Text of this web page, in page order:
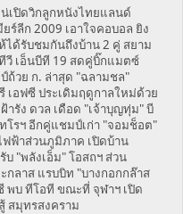
เปิดวิกลูกหนังไทยแลนด์
ยร์ลีก 2009 เอาใจคอบอล ยิง
ได้รับชมกันถึงบ้าน 2 คู่ สยาม
วี เอ็นบีที 19 สดคู่บิ๊กแมตซ์
ถ้วย ก. ล่าสุด "ฉลามชล"
เอฟซี ประเดิมฤดูกาลใหม่ด้วย
ฝ้ารัง ดวล เดือด "เจ้าบุญทุ่ม" บี
โรฯ อีกคู่แชมป์เก่า "จอมช็อต"
ฟฟ้าส่วนภูมิภาค เปิดบ้าน
บ "พลังเอ็ม" โอสถฯ ส่วน
กลาส แรบบิท "บางกอกกล๊าส
พบ ทีโอที ขณะที่ จุฬาฯ เปิด
สมุทรสงคราม